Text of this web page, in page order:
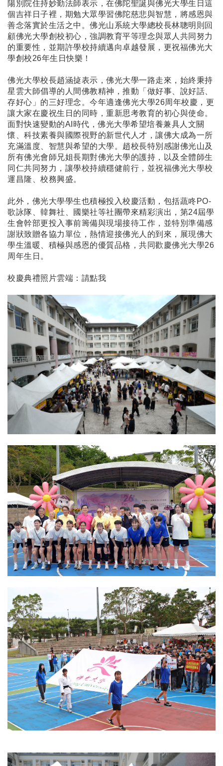
陽別院住持妙勤法師表示，在佛陀聖誕與佛光大學生日這
個吉祥日子裡，期勉大眾學習佛陀慈悲與智慧，將感恩與
善念落實於生活之中。佛光山系統大學總校長林聰明則回
顧佛光大學創校初心，強調教育平等理念與眾人共同努力
的重要性，並期許學校持續邁向卓越發展，更祝福佛光大
學創校26年生日快樂！
佛光大學校長趙涵㨗表示，佛光大學一路走來，始終秉持
星雲大師倡導的人間佛教精神，推動「做好事、說好話、
存好心」的三好理念。今年適逢佛光大學26周年校慶，更
讓大家在慶祝生日的同時，重新思考教育的初心與使命。
面對快速變動的AI時代，佛光大學希望培養兼具人文關
懷、科技素養與國際視野的新世代人才，讓佛大成為一所
充滿溫度、智慧與希望的大學。趙校長特別感謝佛光山及
所有佛光會師兄姐長期對佛光大學的護持，以及全體師生
同仁共同努力，讓學校持續穩健前行，並祝福佛光大學校
運昌隆、校務興盛。
此外，佛光大學學生也積極投入校慶活動，包括蔬咚PO-
歌詠隊、韓舞社、國樂社等社團帶來精彩演出，第24屆學
生會幹部更投入事前籌備與現場接待工作，並特別準備感
謝狀致贈各協力單位，熱情迎接佛光人的到來，展現佛大
學生溫暖、積極與感恩的優質品格，共同歡慶佛光大學26
周年生日。
校慶典禮照片雲端：請點我